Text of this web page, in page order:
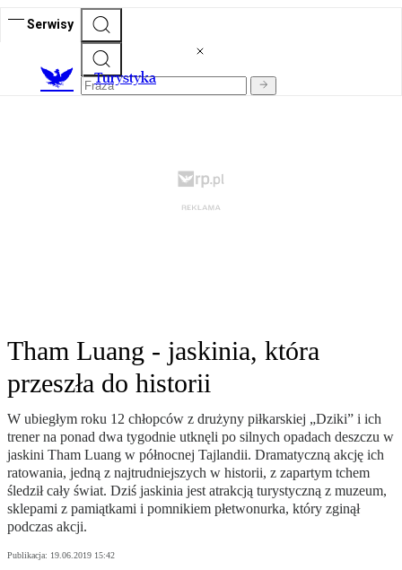
Serwisy
Turystyka
Tham Luang - jaskinia, która
przeszła do historii
W ubiegłym roku 12 chłopców z drużyny piłkarskiej „Dziki” i ich
trener na ponad dwa tygodnie utknęli po silnych opadach deszczu w
jaskini Tham Luang w północnej Tajlandii. Dramatyczną akcję ich
ratowania, jedną z najtrudniejszych w historii, z zapartym tchem
śledził cały świat. Dziś jaskinia jest atrakcją turystyczną z muzeum,
sklepami z pamiątkami i pomnikiem płetwonurka, który zginął
podczas akcji.
Publikacja: 19.06.2019 15:42